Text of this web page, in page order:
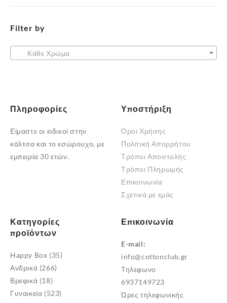
Filter by
Κάθε Χρώμα
Πληροφορίες
Είμαστε οι ειδικοί στην
κάλτσα και το εσώρουχο, με
εμπειρία 30 ετών.
Υποστήριξη
Όροι Χρήσης
Πολιτική Απορρήτου
Τρόποι Αποστολής
Τρόποι Πληρωμής
Επικοινωνία
Σχετικά με εμάς
Κατηγορίες
προϊόντων
Happy Box (35)
Ανδρικά (266)
Βρεφικά (18)
Γυναικεία (523)
Επικοινωνία
E-mail:
info@cottonclub.gr
Τηλεφωνο
6937149723
Ώρες τηλεφωνικής